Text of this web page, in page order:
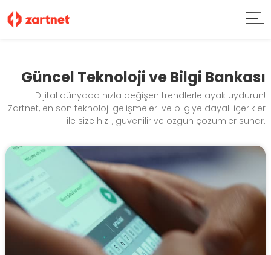
Güncel Teknoloji ve Bilgi Bankası
Dijital dünyada hızla değişen trendlerle ayak uydurun!
Zartnet, en son teknoloji gelişmeleri ve bilgiye dayalı içerikler
ile size hızlı, güvenilir ve özgün çözümler sunar.